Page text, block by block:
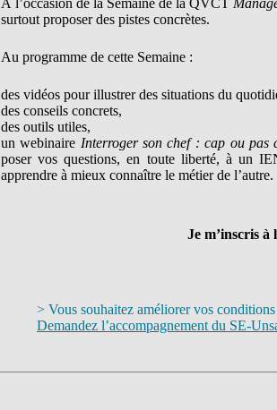
surtout proposer des pistes concrètes.
Au programme de cette Semaine :
des vidéos pour illustrer des situations du
des conseils concrets,
des outils utiles,
un webinaire Interroger son chef : cap ou pas
poser vos questions, en toute liberté, à un
apprendre à mieux connaître le métier de l’autre.
Je m’inscris
> Vous souhaitez améliorer vos
Demandez l’accompagnement du SE-